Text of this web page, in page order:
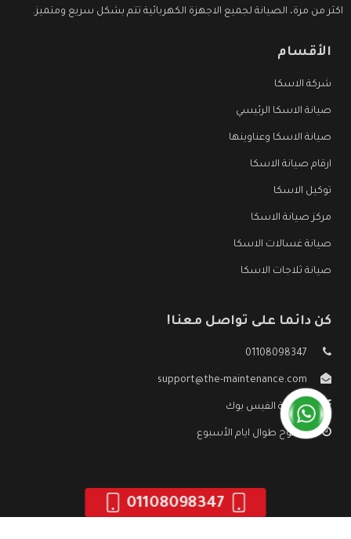
اكثر من مرة، الصيانة لجميع الاجهزة الكهربائية تتم بشكل سريع ومتميز.
الأقسام
شركة الاسكا
صيانة الاسكا الرئيسي
صيانة الاسكا وعناوينها
ارقام صيانة الاسكا
توكيل الاسكا
مركز صيانة الاسكا
صيانة غسالات الاسكا
صيانة ثلاجات الاسكا
كن دائما على تواصل معنا!
01108098347
support@the-maintenance.com
صفحة الفيس بوك
مفتوح طوال ايام الأسبوع
01108098347